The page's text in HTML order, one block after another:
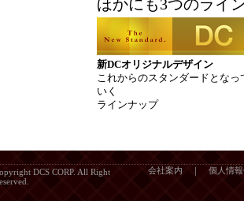
ほかにも3つのライ
新DCオリジナルデザイン
これからのスタンダードとなっ
いく
ラインナップ
DCS CORP. All Right
会社案内 ｜ 個人情